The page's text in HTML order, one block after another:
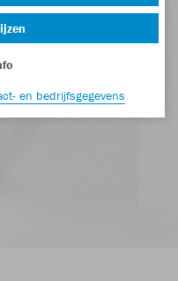
en bedrijfsgegevens